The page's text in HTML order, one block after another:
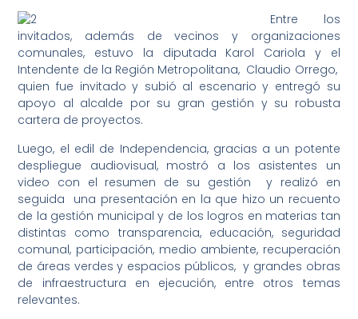
Entre los
invitados, además de vecinos y organizaciones
comunales, estuvo la diputada Karol Cariola y el
Intendente de la Región Metropolitana, Claudio Orrego,
quien fue invitado y subió al escenario y entregó su
apoyo al alcalde por su gran gestión y su robusta
cartera de proyectos.
Luego, el edil de Independencia, gracias a un potente
despliegue audiovisual, mostró a los asistentes un
video con el resumen de su gestión y realizó en
seguida una presentación en la que hizo un recuento
de la gestión municipal y de los logros en materias tan
distintas como transparencia, educación, seguridad
comunal, participación, medio ambiente, recuperación
de áreas verdes y espacios públicos, y grandes obras
de infraestructura en ejecución, entre otros temas
relevantes.